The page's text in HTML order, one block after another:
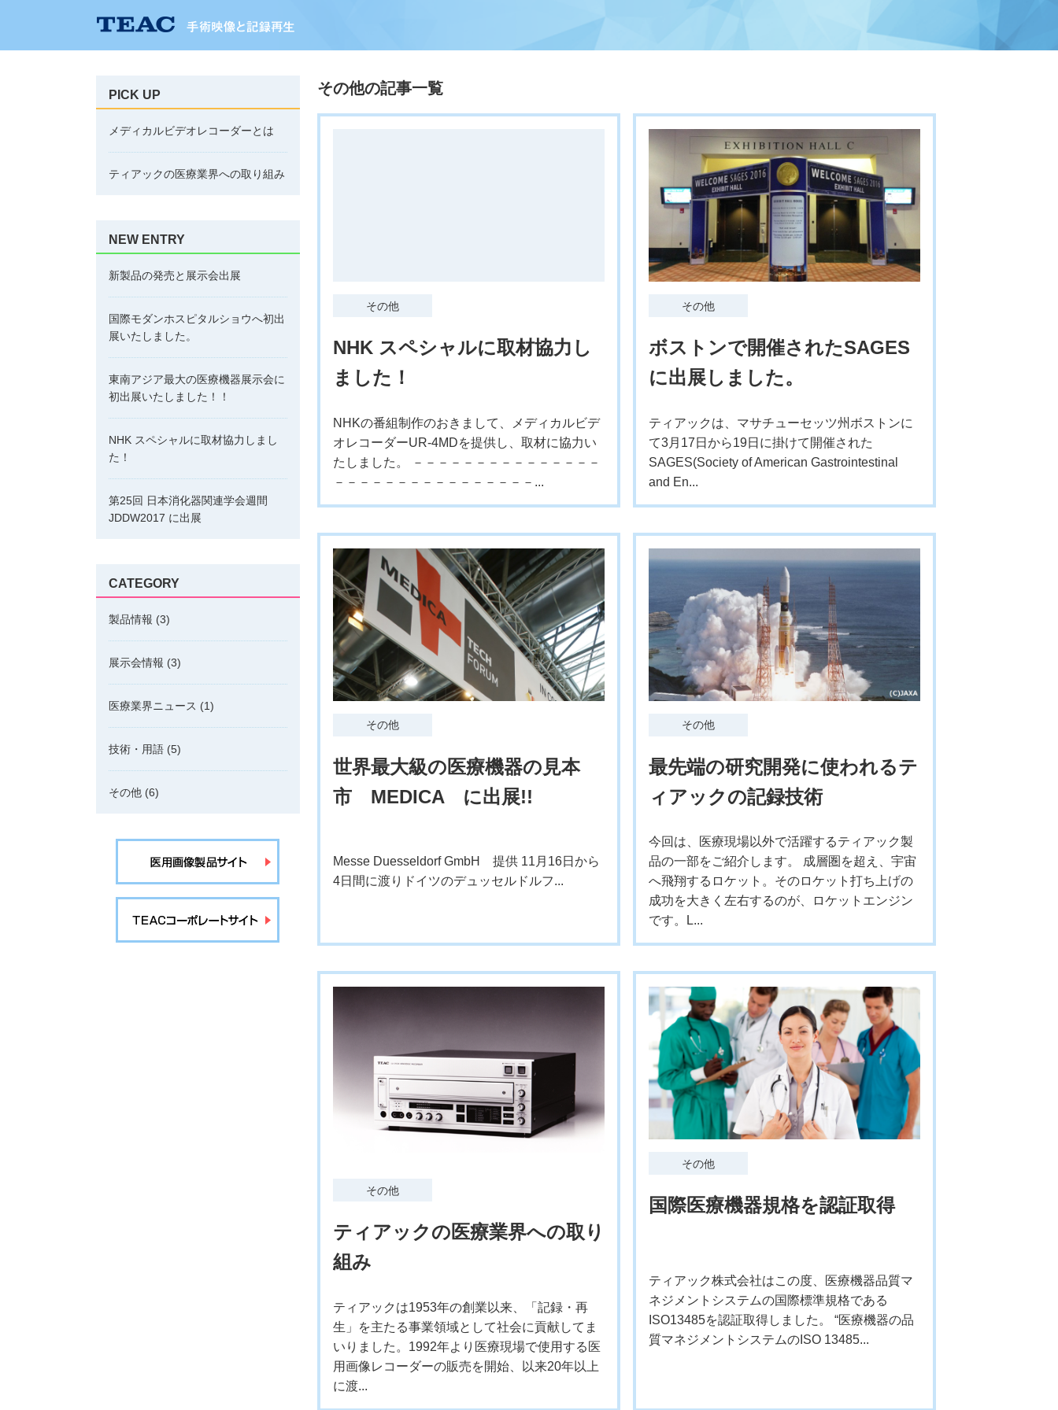
その他の記事一覧
その他
NHK スペシャルに取材協力し
ました！
NHKの番組制作のおきまして、メディカルビデ
オレコーダーUR-4MDを提供し、取材に協力い
たしました。 －－－－－－－－－－－－－－－
－－－－－－－－－－－－－－－－...
その他
ボストンで開催されたSAGES
に出展しました。
ティアックは、マサチューセッツ州ボストンに
て3月17日から19日に掛けて開催された
SAGES(Society of American Gastrointestinal
and En...
その他
世界最大級の医療機器の見本
市 MEDICA に出展!!
Messe Duesseldorf GmbH 提供 11月16日から
4日間に渡りドイツのデュッセルドルフ...
その他
最先端の研究開発に使われるテ
ィアックの記録技術
今回は、医療現場以外で活躍するティアック製
品の一部をご紹介します。 成層圏を超え、宇宙
へ飛翔するロケット。そのロケット打ち上げの
成功を大きく左右するのが、ロケットエンジン
です。L...
その他
ティアックの医療業界への取り
組み
ティアックは1953年の創業以来、「記録・再
生」を主たる事業領域として社会に貢献してま
いりました。1992年より医療現場で使用する医
用画像レコーダーの販売を開始、以来20年以上
に渡...
その他
国際医療機器規格を認証取得
ティアック株式会社はこの度、医療機器品質マ
ネジメントシステムの国際標準規格である
ISO13485を認証取得しました。 “医療機器の品
質マネジメントシステムのISO 13485...
PICK UP
メディカルビデオレコーダーとは
ティアックの医療業界への取り組み
NEW ENTRY
新製品の発売と展示会出展
国際モダンホスピタルショウへ初出
展いたしました。
東南アジア最大の医療機器展示会に
初出展いたしました！！
NHK スペシャルに取材協力しまし
た！
第25回 日本消化器関連学会週間
JDDW2017 に出展
CATEGORY
製品情報 (3)
展示会情報 (3)
医療業界ニュース (1)
技術・用語 (5)
その他 (6)